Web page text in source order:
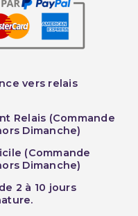
vers relais
Relais (Commande
Dimanche)
(Commande
Dimanche)
2 à 10 jours